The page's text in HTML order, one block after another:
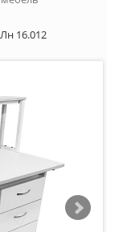
16.012